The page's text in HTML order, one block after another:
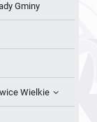
o
Gminy
Wielkie